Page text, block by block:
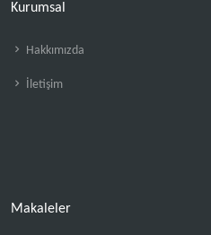
Kurumsal
Hakkımızda
İletişim
Makaleler